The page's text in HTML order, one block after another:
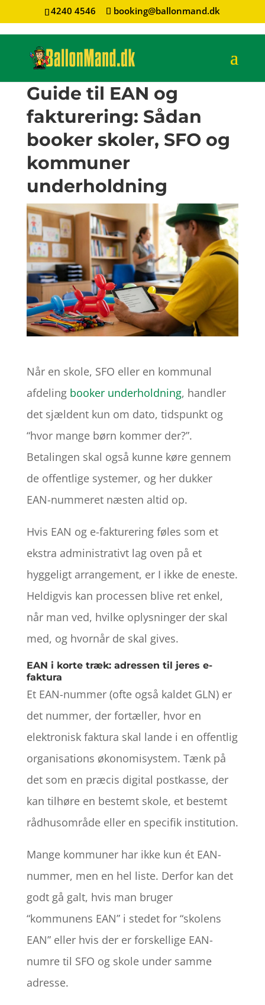
4240 4546 booking@ballonmand.dk
Guide til EAN og
fakturering: Sådan
booker skoler, SFO og
kommuner
underholdning
Når en skole, SFO eller en kommunal
afdeling booker underholdning, handler
det sjældent kun om dato, tidspunkt og
“hvor mange børn kommer der?”.
Betalingen skal også kunne køre gennem
de offentlige systemer, og her dukker
EAN-nummeret næsten altid op.
Hvis EAN og e-fakturering føles som et
ekstra administrativt lag oven på et
hyggeligt arrangement, er I ikke de eneste.
Heldigvis kan processen blive ret enkel,
når man ved, hvilke oplysninger der skal
med, og hvornår de skal gives.
EAN i korte træk: adressen til jeres e-
faktura
Et EAN-nummer (ofte også kaldet GLN) er
det nummer, der fortæller, hvor en
elektronisk faktura skal lande i en offentlig
organisations økonomisystem. Tænk på
det som en præcis digital postkasse, der
kan tilhøre en bestemt skole, et bestemt
rådhusområde eller en specifik institution.
Mange kommuner har ikke kun ét EAN-
nummer, men en hel liste. Derfor kan det
godt gå galt, hvis man bruger
“kommunens EAN” i stedet for “skolens
EAN” eller hvis der er forskellige EAN-
numre til SFO og skole under samme
adresse.